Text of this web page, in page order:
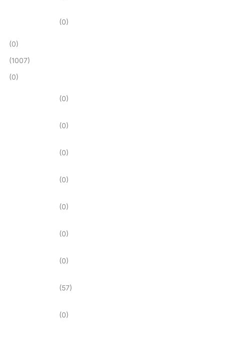
(0)
(0)
(1007)
(0)
(0)
(0)
(0)
(0)
(0)
(0)
(0)
(57)
(0)